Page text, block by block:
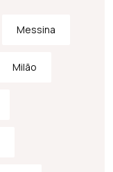
Messina
Milão